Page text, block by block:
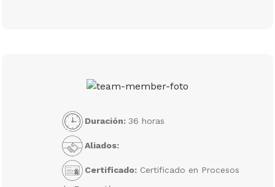
Duración: 36 horas
Aliados:
Certificado: Certificado en Procesos